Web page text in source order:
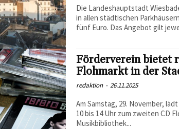
Die Landeshauptstadt
in allen städtischen
fünf Euro. Das Angebot gilt
Förderverein bietet
Flohmarkt in der
redaktion - 26.11.2025
Am Samstag, 29. November,
10 bis 14 Uhr zum zweiten CD
Musikbibliothek...